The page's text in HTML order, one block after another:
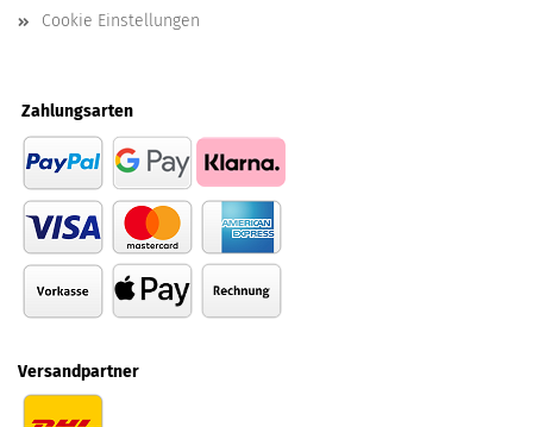
Cookie Einstellungen
Zahlungsarten
Versandpartner